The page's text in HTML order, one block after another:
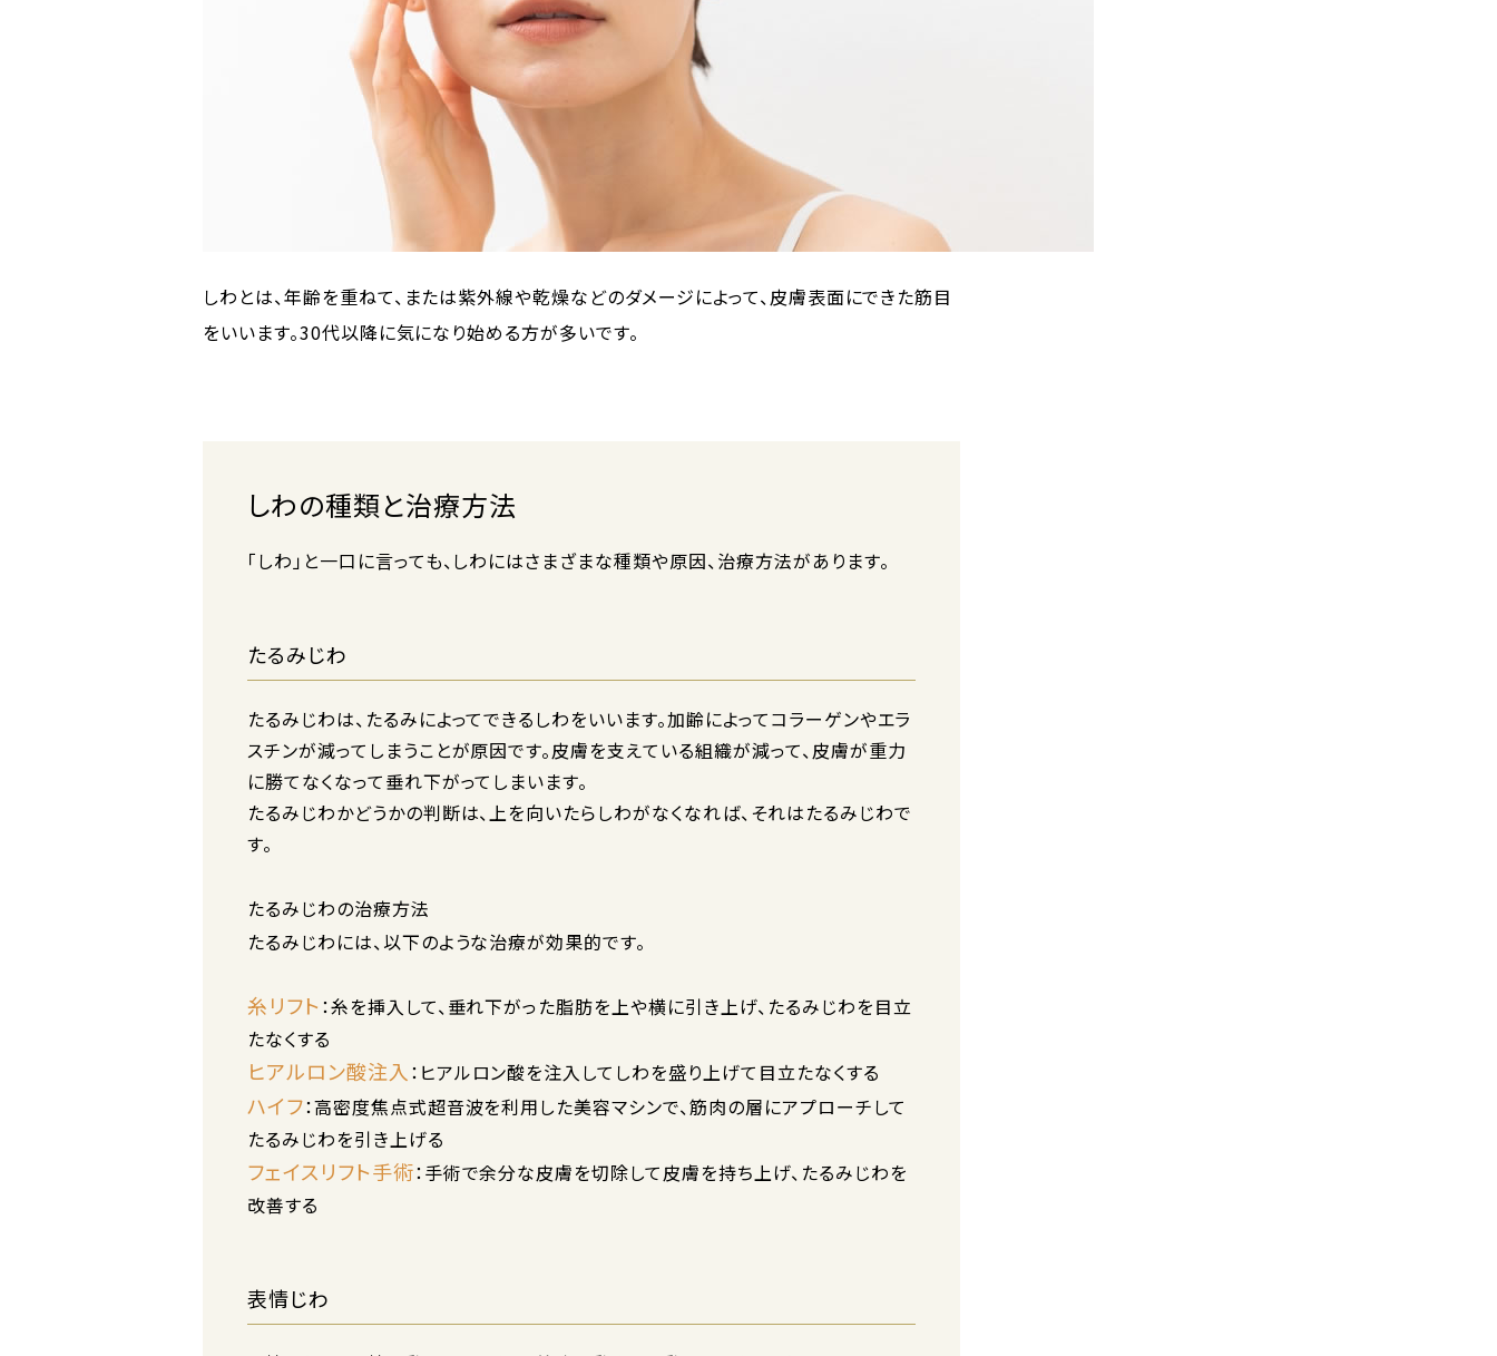
しわとは、年齢を重ねて、または紫外線や乾燥などのダメージによって、皮膚表面にできた筋目
をいいます。30代以降に気になり始める方が多いです。
しわの種類と治療方法
「しわ」と一口に言っても、しわにはさまざまな種類や原因、治療方法があります。
たるみじわ
たるみじわは、たるみによってできるしわをいいます。加齢によってコラーゲンやエラ
スチンが減ってしまうことが原因です。皮膚を支えている組織が減って、皮膚が重力
に勝てなくなって垂れ下がってしまいます。
たるみじわかどうかの判断は、上を向いたらしわがなくなれば、それはたるみじわで
す。
たるみじわの治療方法
たるみじわには、以下のような治療が効果的です。
糸リフト ：糸を挿入して、垂れ下がった脂肪を上や横に引き上げ、たるみじわを目立
たなくする
ヒアルロン酸注入 ：ヒアルロン酸を注入してしわを盛り上げて目立たなくする
ハイフ：高密度焦点式超音波を利用した美容マシンで、筋肉の層にアプローチして
たるみじわを引き上げる
フェイスリフト手術：手術で余分な皮膚を切除して皮膚を持ち上げ、たるみじわを
改善する
表情じわ